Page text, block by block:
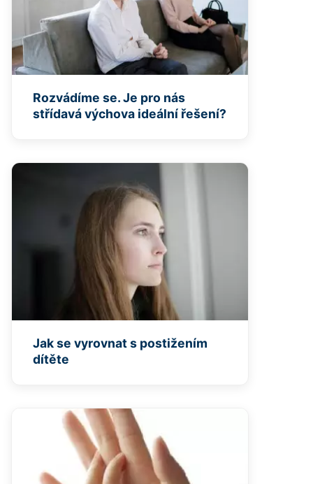
Rozvádíme se. Je pro nás
střídavá výchova ideální řešení?
Jak se vyrovnat s postižením
dítěte